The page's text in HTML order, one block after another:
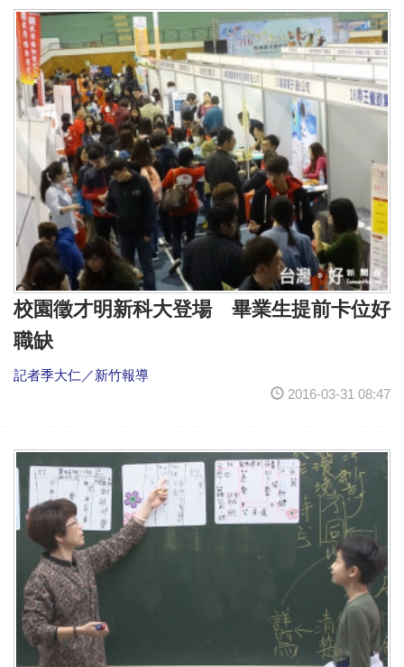
校園徵才明新科大登場 畢業生提前卡位好
職缺
記者季大仁／新竹報導
2016-03-31 08:47